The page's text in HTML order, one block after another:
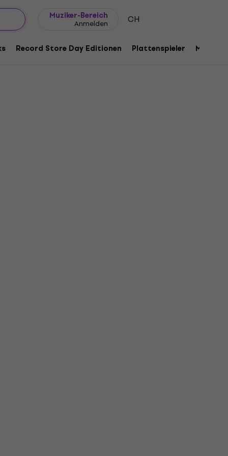
Muziker-Bereich
Anmelden CH
Record Store Day Editionen Plattenspieler Musik